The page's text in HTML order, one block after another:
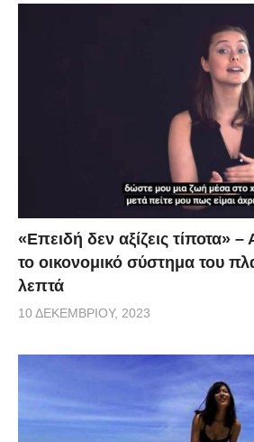
«Επειδή δεν αξίζεις τίποτα»
το οικονομικό σύστημα του
λεπτά
10 ΔΕΚΕΜΒΡΊΟΥ, 2023